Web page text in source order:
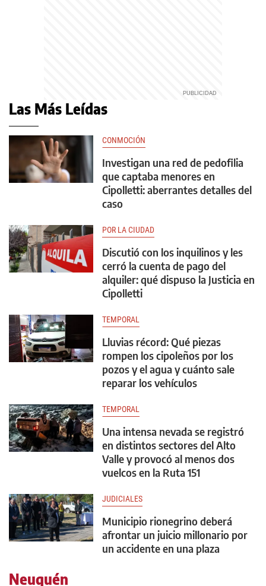
Las Más Leídas
CONMOCIÓN
Investigan una red de pedofilia
que captaba menores en
Cipolletti: aberrantes detalles del
caso
POR LA CIUDAD
Discutió con los inquilinos y les
cerró la cuenta de pago del
alquiler: qué dispuso la Justicia en
Cipolletti
TEMPORAL
Lluvias récord: Qué piezas
rompen los cipoleños por los
pozos y el agua y cuánto sale
reparar los vehículos
TEMPORAL
Una intensa nevada se registró
en distintos sectores del Alto
Valle y provocó al menos dos
vuelcos en la Ruta 151
JUDICIALES
Municipio rionegrino deberá
afrontar un juicio millonario por
un accidente en una plaza
Neuquén